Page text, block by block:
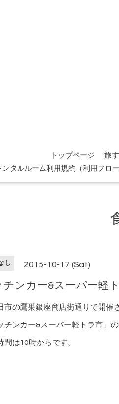
トップページ 旅
ンタルルーム利用規約（利用フロー
し 2015-10-17 (Sat)
チンカー&スーパー軽
市の鷹巣銀座商店街通りで開催
チンカー&スーパー軽トラ市」
間は10時からです。